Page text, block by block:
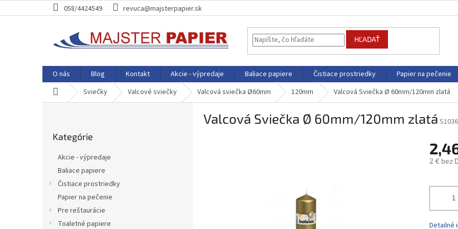
na
058/4424549 revuca@majsterpapier.sk
HĽADAŤ
O nás Blog Kontakt Akcie - výpredaje Baliace papiere Čistiace prostriedky Papier na pečenie
DomovSviečky Valcové sviečky Valcová sviečka Ø60mm 120mm Valcová Sviečka Ø 60mm/120mm zlatá
kategórie
Kategórie
Akcie - výpredaje
Baliace papiere
Čistiace prostriedky
Papier na pečenie
Pre reštaurácie
Toaletné papiere
Valcová Sviečka Ø 60mm/120mm zlatá
2 € bez
cena:
Detailné